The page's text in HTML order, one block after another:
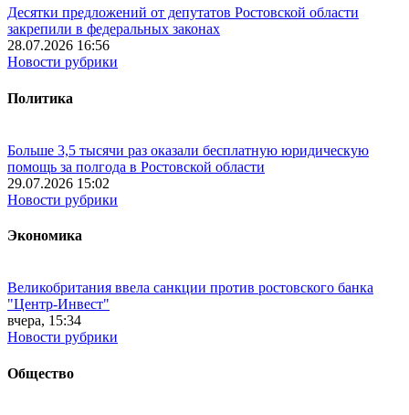
Десятки предложений от депутатов Ростовской области
закрепили в федеральных законах
28.07.2026 16:56
Новости рубрики
Политика
Больше 3,5 тысячи раз оказали бесплатную юридическую
помощь за полгода в Ростовской области
29.07.2026 15:02
Новости рубрики
Экономика
Великобритания ввела санкции против ростовского банка
"Центр-Инвест"
вчера, 15:34
Новости рубрики
Общество